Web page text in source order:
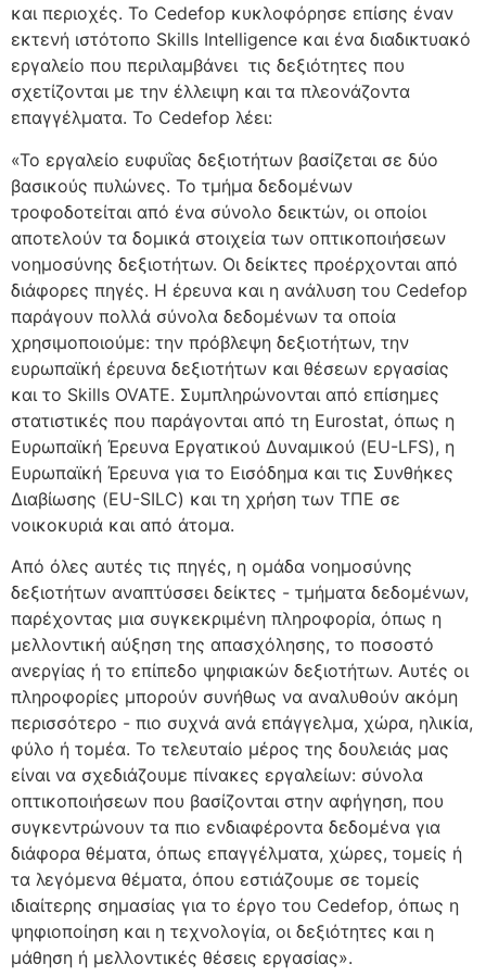
και περιοχές. Το Cedefop κυκλοφόρησε επίσης έναν
εκτενή ιστότοπο Skills Intelligence και ένα διαδικτυακό
εργαλείο που περιλαμβάνει τις δεξιότητες που
σχετίζονται με την έλλειψη και τα πλεονάζοντα
επαγγέλματα. Το Cedefop λέει:
«Το εργαλείο ευφυΐας δεξιοτήτων βασίζεται σε δύο
βασικούς πυλώνες. Το τμήμα δεδομένων
τροφοδοτείται από ένα σύνολο δεικτών, οι οποίοι
αποτελούν τα δομικά στοιχεία των οπτικοποιήσεων
νοημοσύνης δεξιοτήτων. Οι δείκτες προέρχονται από
διάφορες πηγές. Η έρευνα και η ανάλυση του Cedefop
παράγουν πολλά σύνολα δεδομένων τα οποία
χρησιμοποιούμε: την πρόβλεψη δεξιοτήτων, την
ευρωπαϊκή έρευνα δεξιοτήτων και θέσεων εργασίας
και το Skills OVATE. Συμπληρώνονται από επίσημες
στατιστικές που παράγονται από τη Eurostat, όπως η
Ευρωπαϊκή Έρευνα Εργατικού Δυναμικού (EU-LFS), η
Ευρωπαϊκή Έρευνα για το Εισόδημα και τις Συνθήκες
Διαβίωσης (EU-SILC) και τη χρήση των ΤΠΕ σε
νοικοκυριά και από άτομα.
Από όλες αυτές τις πηγές, η ομάδα νοημοσύνης
δεξιοτήτων αναπτύσσει δείκτες - τμήματα δεδομένων,
παρέχοντας μια συγκεκριμένη πληροφορία, όπως η
μελλοντική αύξηση της απασχόλησης, το ποσοστό
ανεργίας ή το επίπεδο ψηφιακών δεξιοτήτων. Αυτές οι
πληροφορίες μπορούν συνήθως να αναλυθούν ακόμη
περισσότερο - πιο συχνά ανά επάγγελμα, χώρα, ηλικία,
φύλο ή τομέα. Το τελευταίο μέρος της δουλειάς μας
είναι να σχεδιάζουμε πίνακες εργαλείων: σύνολα
οπτικοποιήσεων που βασίζονται στην αφήγηση, που
συγκεντρώνουν τα πιο ενδιαφέροντα δεδομένα για
διάφορα θέματα, όπως επαγγέλματα, χώρες, τομείς ή
τα λεγόμενα θέματα, όπου εστιάζουμε σε τομείς
ιδιαίτερης σημασίας για το έργο του Cedefop, όπως η
ψηφιοποίηση και η τεχνολογία, οι δεξιότητες και η
μάθηση ή μελλοντικές θέσεις εργασίας».